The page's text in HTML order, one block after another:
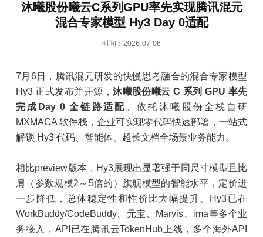
沐曦股份曦云C系列GPU率先实现腾讯混元
混合专家模型 Hy3 Day 0适配
时间：2026-07-06
7月6日，腾讯混元研发的快慢思考融合的混合专家模型
Hy3 正式发布并开源，沐曦股份曦云 C 系列 GPU 率先
完成Day 0 全链路适配 。依托沐曦股份全栈自研
MXMACA 软件栈，企业可实现零代码快速部署，一站式
解锁 Hy3 代码、智能体、超长文档全场景业务能力。
相比preview版本，Hy3展现出显著强于同尺寸模型且比
肩（参数规模2～5倍的）旗舰模型的智能水平，定价进
一步降低，总体稳定性和性价比大幅提升。Hy3已在
WorkBuddy/CodeBuddy、元宝、Marvis、ima等多个业
务接入，API已在腾讯云TokenHub上线，多个海外API